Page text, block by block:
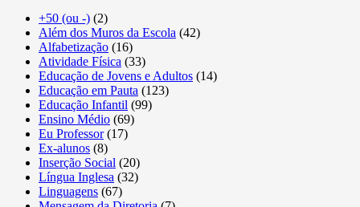
+50 (ou -) (2)
Além dos Muros da Escola (42)
Alfabetização (16)
Atividade Física (33)
Educação de Jovens e Adultos (14)
Educação em Pauta (123)
Educação Infantil (99)
Ensino Médio (69)
Eu Professor(17)
Ex-alunos (8)
Inserção Social (20)
Língua Inglesa (32)
Linguagens (67)